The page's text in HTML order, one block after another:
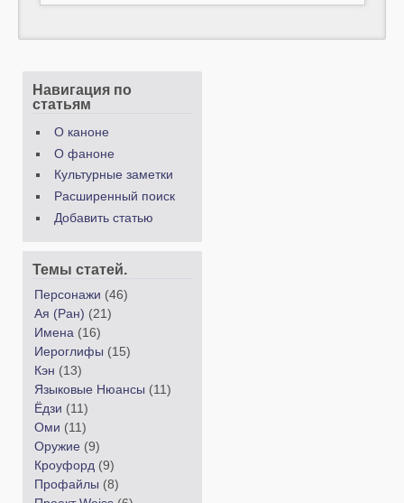
Навигация по
статьям
О каноне
О фаноне
Культурные заметки
Расширенный поиск
Добавить статью
Темы статей.
Персонажи (46)
Ая (Ран) (21)
Имена (16)
Иероглифы (15)
Кэн (13)
Языковые Нюансы (11)
Ёдзи (11)
Оми (11)
Оружие (9)
Кроуфорд (9)
Профайлы (8)